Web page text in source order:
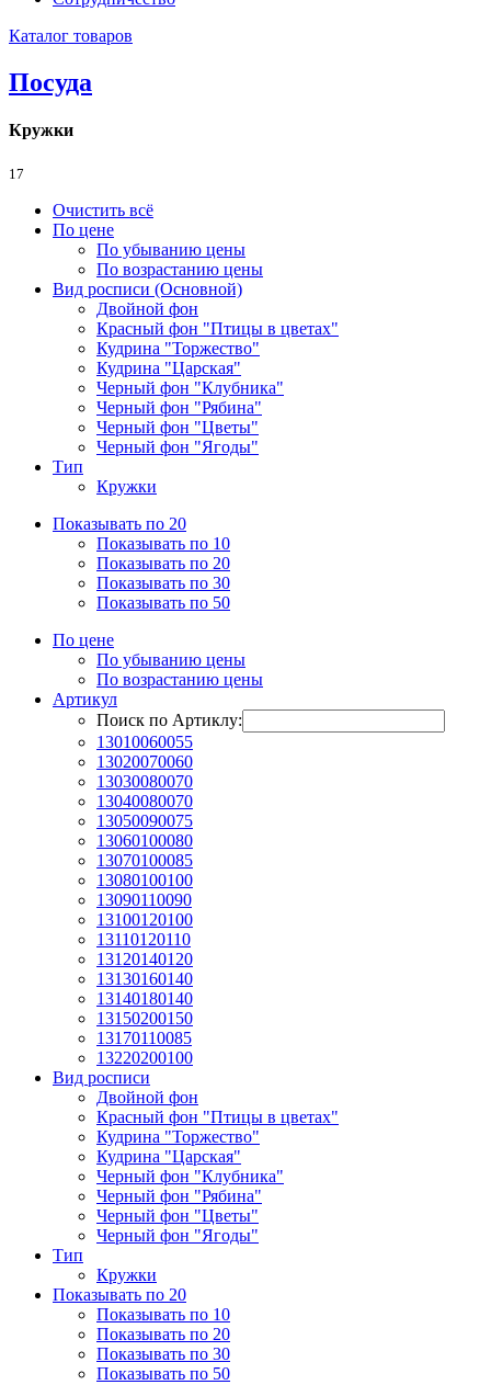
Каталог товаров
Посуда
Кружки
17
Очистить всё
По цене
По убыванию цены
По возрастанию цены
Вид росписи (Основной)
Двойной фон
Красный фон "Птицы в цветах"
Кудрина "Торжество"
Кудрина "Царская"
Черный фон "Клубника"
Черный фон "Рябина"
Черный фон "Цветы"
Черный фон "Ягоды"
Тип
Кружки
Показывать по 20
Показывать по 10
Показывать по 20
Показывать по 30
Показывать по 50
По цене
По убыванию цены
По возрастанию цены
Артикул
Поиск по Артиклу:
13010060055
13020070060
13030080070
13040080070
13050090075
13060100080
13070100085
13080100100
13090110090
13100120100
13110120110
13120140120
13130160140
13140180140
13150200150
13170110085
13220200100
Вид росписи
Двойной фон
Красный фон "Птицы в цветах"
Кудрина "Торжество"
Кудрина "Царская"
Черный фон "Клубника"
Черный фон "Рябина"
Черный фон "Цветы"
Черный фон "Ягоды"
Тип
Кружки
Показывать по 20
Показывать по 10
Показывать по 20
Показывать по 30
Показывать по 50